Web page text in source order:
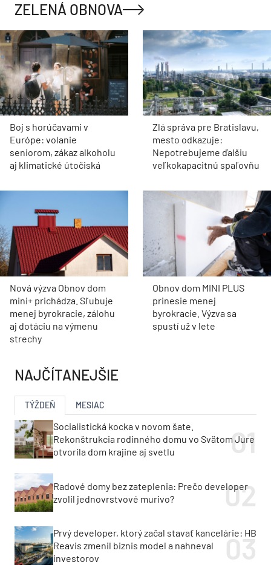
ZELENÁ OBNOVA
Boj s horúčavami v
Európe: volanie
seniorom, zákaz alkoholu
aj klimatické útočiská
Zlá správa pre Bratislavu,
mesto odkazuje:
Nepotrebujeme ďalšiu
veľkokapacitnú spaľovňu
Nová výzva Obnov dom
mini+ prichádza. Sľubuje
menej byrokracie, zálohu
aj dotáciu na výmenu
strechy
Obnov dom MINI PLUS
prinesie menej
byrokracie. Výzva sa
spustí už v lete
NAJČÍTANEJŠIE
TÝŽDEŇ MESIAC
Socialistická kocka v novom šate.
Rekonštrukcia rodinného domu vo Svätom Jure
otvorila dom krajine aj svetlu
Radové domy bez zateplenia: Prečo developer
zvolil jednovrstvové murivo?
Prvý developer, ktorý začal stavať kancelárie: HB
Reavis zmenil biznis model a nahneval
investorov